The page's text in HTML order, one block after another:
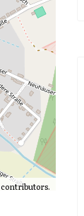
contributors.